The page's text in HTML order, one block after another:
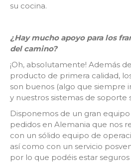
su cocina.
¿Hay mucho apoyo para los
del camino?
¡Oh, absolutamente! Además
producto de primera calidad,
son buenos (algo que siempre
y nuestros sistemas de soporte
Disponemos de un gran
pedidos en Alemania que nos
con un sólido equipo de
así como con un servicio
por lo que podéis estar